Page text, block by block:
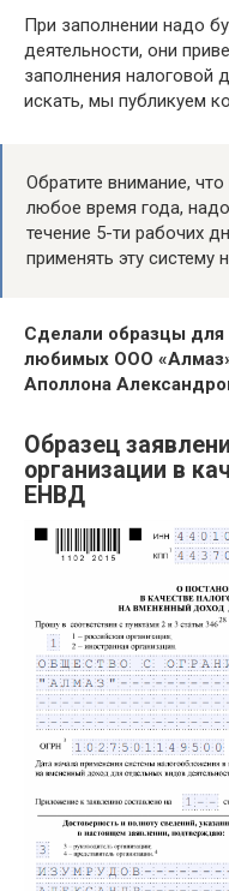
При заполнении надо
деятельности, они
заполнения налоговой
искать, мы публикуем
Обратите внимание,
любое время года,
течение 5-ти рабочих
применять эту систему
Сделали образцы для
любимых ООО
Аполлона
Образец
организации в
ЕНВД